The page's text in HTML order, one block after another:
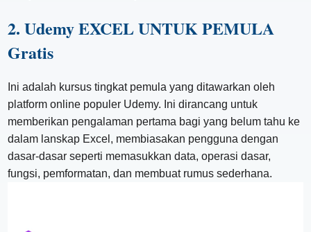
2. Udemy EXCEL UNTUK PEMULA
Gratis
Ini adalah kursus tingkat pemula yang ditawarkan oleh
platform online populer Udemy. Ini dirancang untuk
memberikan pengalaman pertama bagi yang belum tahu ke
dalam lanskap Excel, membiasakan pengguna dengan
dasar-dasar seperti memasukkan data, operasi dasar,
fungsi, pemformatan, dan membuat rumus sederhana.